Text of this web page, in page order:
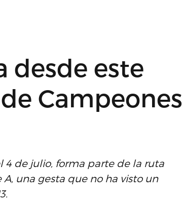
desde este
Campeones
4 de julio, forma parte de la ruta
una gesta que no ha visto un